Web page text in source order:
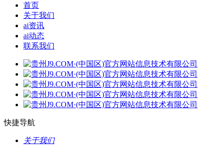
首页
关于我们
ai资讯
ai动态
联系我们
快捷导航
关于我们